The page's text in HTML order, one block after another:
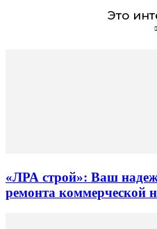
Это
«ЛРА строй»: Ваш
ремонта коммерческой